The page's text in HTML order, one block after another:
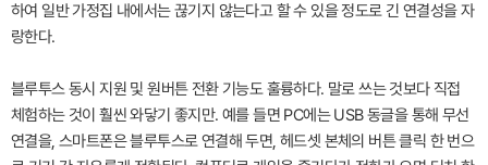
하여 일반 가정집 내에서는 끊기지 않는다고 할 수 있을 정도로 긴 연결성을 자
랑한다.
블루투스 동시 지원 및 원버튼 전환 기능도 훌륭하다. 말로 쓰는 것보다 직접
체험하는 것이 훨씬 와닿기 좋지만. 예를 들면 PC에는 USB 동글을 통해 무선
연결을, 스마트폰은 블루투스로 연결해 두면, 헤드셋 본체의 버튼 클릭 한 번으